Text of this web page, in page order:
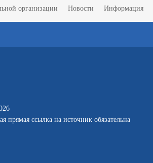
организации Новости Информация
прямая ссылка на источник обязательна